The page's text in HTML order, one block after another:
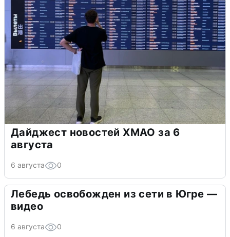
Дайджест новостей ХМАО за 6
августа
6 августа 0
Лебедь освобожден из сети в Югре —
видео
6 августа 0